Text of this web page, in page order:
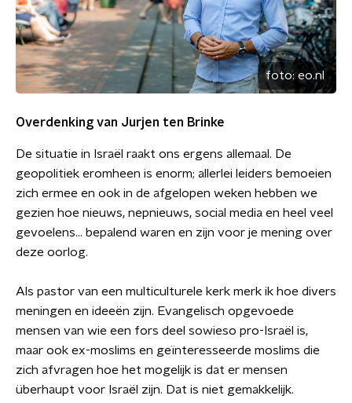
foto:eo.nl
Overdenking van Jurjen ten Brinke
De situatie in Israël raakt ons ergens allemaal. De
geopolitiek eromheen is enorm; allerlei leiders bemoeien
zich ermee en ook in de afgelopen weken hebben we
gezien hoe nieuws, nepnieuws, social media en heel veel
gevoelens… bepalend waren en zijn voor je mening over
deze oorlog.
Als pastor van een multiculturele kerk merk ik hoe divers
meningen en ideeën zijn. Evangelisch opgevoede
mensen van wie een fors deel sowieso pro-Israël is,
maar ook ex-moslims en geïnteresseerde moslims die
zich afvragen hoe het mogelijk is dat er mensen
überhaupt voor Israël zijn. Dat is niet gemakkelijk.